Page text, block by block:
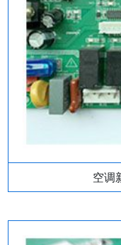
空调